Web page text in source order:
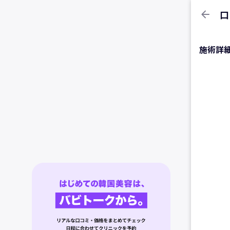
arrow_back
施術詳